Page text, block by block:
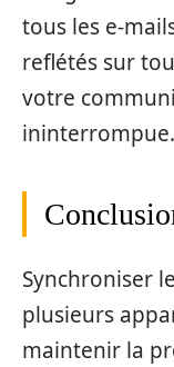
tous les e-
reflétés sur
votre
ininterrompue.
Synchroniser
plusieurs
maintenir la